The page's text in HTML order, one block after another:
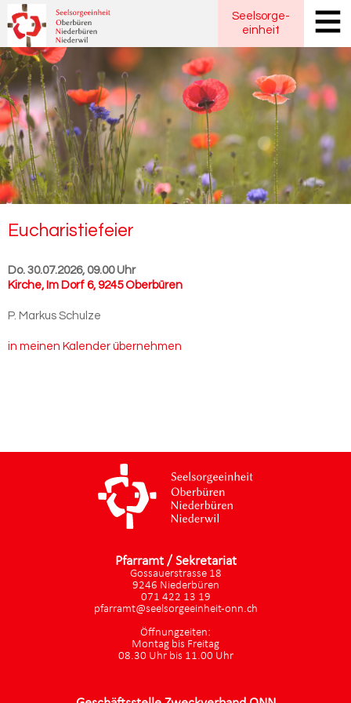
Seelsorge-
einheit
Eu­cha­ris­tie­fei­er
Do. 30.07.2026, 09.00 Uhr
Kirche, Im Dorf 6, 9245 Oberbüren
P. Markus Schulze
in meinen Kalender übernehmen
Pfarramt / Sekretariat
Gossauerstrasse 18
9246 Niederbüren
071 422 13 19
pfarramt@seelsorgeeinheit-onn.ch
Öffnungzeiten:
Montag bis Freitag
08.30 Uhr bis 11.00 Uhr